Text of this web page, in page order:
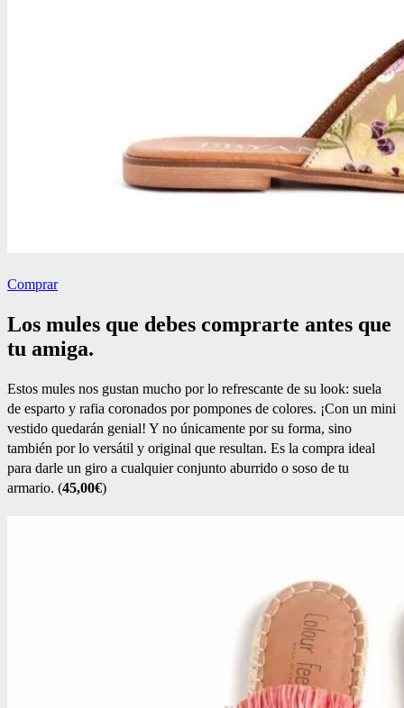
Comprar
Los mules que debes comprarte antes que
tu amiga.
Estos mules nos gustan mucho por lo refrescante de su look: suela
de esparto y rafia coronados por pompones de colores. ¡Con un mini
vestido quedarán genial! Y no únicamente por su forma, sino
también por lo versátil y original que resultan. Es la compra ideal
para darle un giro a cualquier conjunto aburrido o soso de tu
armario. (45,00€)